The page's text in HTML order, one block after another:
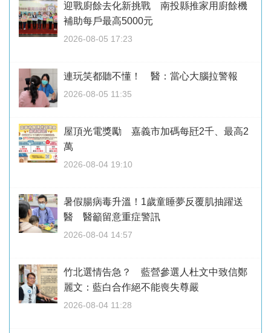
迎戰廚餘去化新挑戰 南投縣推家用廚餘機
補助每戶最高5000元
2026-08-05 17:23
連玩笑都聽不懂！ 醫：當心大腦拉警報
2026-08-05 11:35
屋頂光電獎勵 嘉義市加碼每瓩2千、最高2
萬
2026-08-04 19:10
暑假腸病毒升溫！1歲童睡夢反覆肌抽躍送
醫 醫籲留意重症警訊
2026-08-04 14:57
竹北選情告急？ 藍營參選人杜文中致信鄭
麗文：藍白合作絕不能喪失尊嚴
2026-08-04 11:28